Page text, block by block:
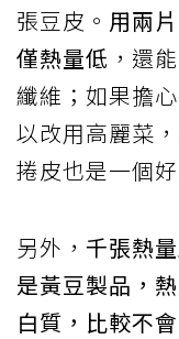
張豆皮。 用兩
僅熱量低 ，還
纖維；如果擔
以改用高麗菜
捲皮也是一個好
另外， 千張熱
是黃豆製品，
白質，比較不